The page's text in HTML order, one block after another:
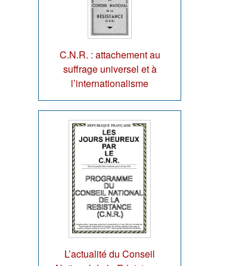
C.N.R. : attachement au
suffrage universel et à
l’internationalisme
L’actualité du Conseil